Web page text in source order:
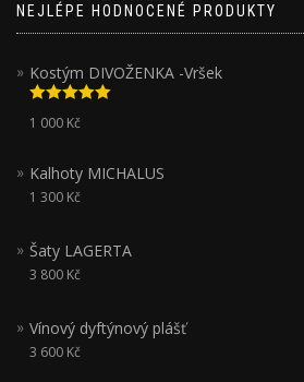
NEJLÉPE HODNOCENÉ PRODUKTY
Kostým DIVOŽENKA -Vršek
Hodnocení
5.00z 5
1 000 Kč
Kalhoty MICHALUS
1 300 Kč
Šaty LAGERTA
3 800 Kč
Vínový dyftýnový plášť
3 600 Kč